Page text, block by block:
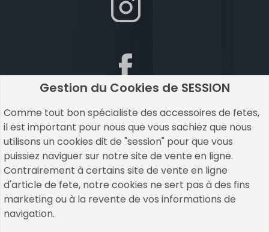
Gestion du Cookies de SESSION
Comme tout bon spécialiste des accessoires de fetes,
il est important pour nous que vous sachiez que nous
utilisons un cookies dit de "session" pour que vous
puissiez naviguer sur notre site de vente en ligne.
Contrairement à certains site de vente en ligne
d'article de fete, notre cookies ne sert pas à des fins
marketing ou à la revente de vos informations de
navigation.